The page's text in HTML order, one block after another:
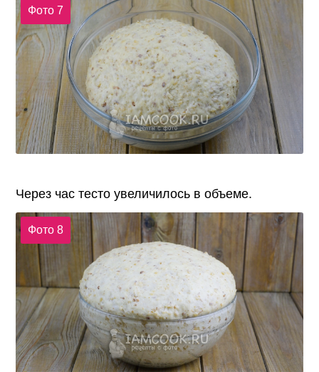
Фото 7
Через час тесто увеличилось в объеме.
Фото 8